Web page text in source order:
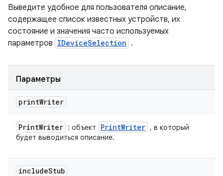
Выведите удобное для пользователя описание,
содержащее список известных устройств, их
состояние и значения часто используемых
параметров IDeviceSelection .
Параметры
printWriter
PrintWriter : объект PrintWriter , в который
будет выводиться описание.
includeStub